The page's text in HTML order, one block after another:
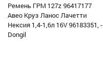
Ремень ГРМ 127z 96417177
Авео Круз Ланос Лачетти
Нексия 1,4-1,6л 16V 96183351, -
Dongil